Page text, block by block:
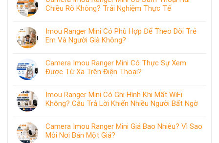
Chiều Rõ Không? Trải Nghiệm Thực Tế
Imou Ranger Mini Có Phù Hợp Để Theo Dõi Trẻ
Em Và Người Già Không?
Camera Imou Ranger Mini Có Thực Sự Xem
Được Từ Xa Trên Điện Thoại?
Imou Ranger Mini Có Ghi Hình Khi Mất WiFi
Không? Câu Trả Lời Khiến Nhiều Người Bất Ngờ
Camera Imou Ranger Mini Giá Bao Nhiêu? Vì Sao
Mỗi Nơi Bán Một Giá?